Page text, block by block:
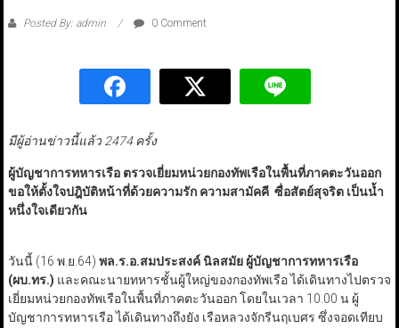
Posted By: admin 0 Comment
มีผู้อ่านข่าวนี้แล้ว 2474 ครั้ง
ผู้บัญชาการทหารเรือ ตรวจเยี่ยมหน่วยกองทัพเรือในพื้นที่ภาคตะวันออก
ขอให้ตั้งใจปฎิบัติหน้าที่ด้วยความรัก ความสามัคคี ซื่อสัตย์สุจริต เป็นน้ำ
หนึ่งใจเดียวกัน
วันนี้ (16 พ.ย.64) พล.ร.อ.สมประสงค์ นิลสมัย ผู้บัญชาการทหารเรือ
(ผบ.ทร.) และคณะนายทหารชั้นผู้ใหญ่ของกองทัพเรือ ได้เดินทางไปตรวจ
เยี่ยมหน่วยกองทัพเรือในพื้นที่ภาคตะวันออก โดยในเวลา 10.00 น ผู้
บัญชาการทหารเรือ ได้เดินทางถึงยัง เรือหลวงจักรีนฤเบศร ซึ่งจอดเทียบ